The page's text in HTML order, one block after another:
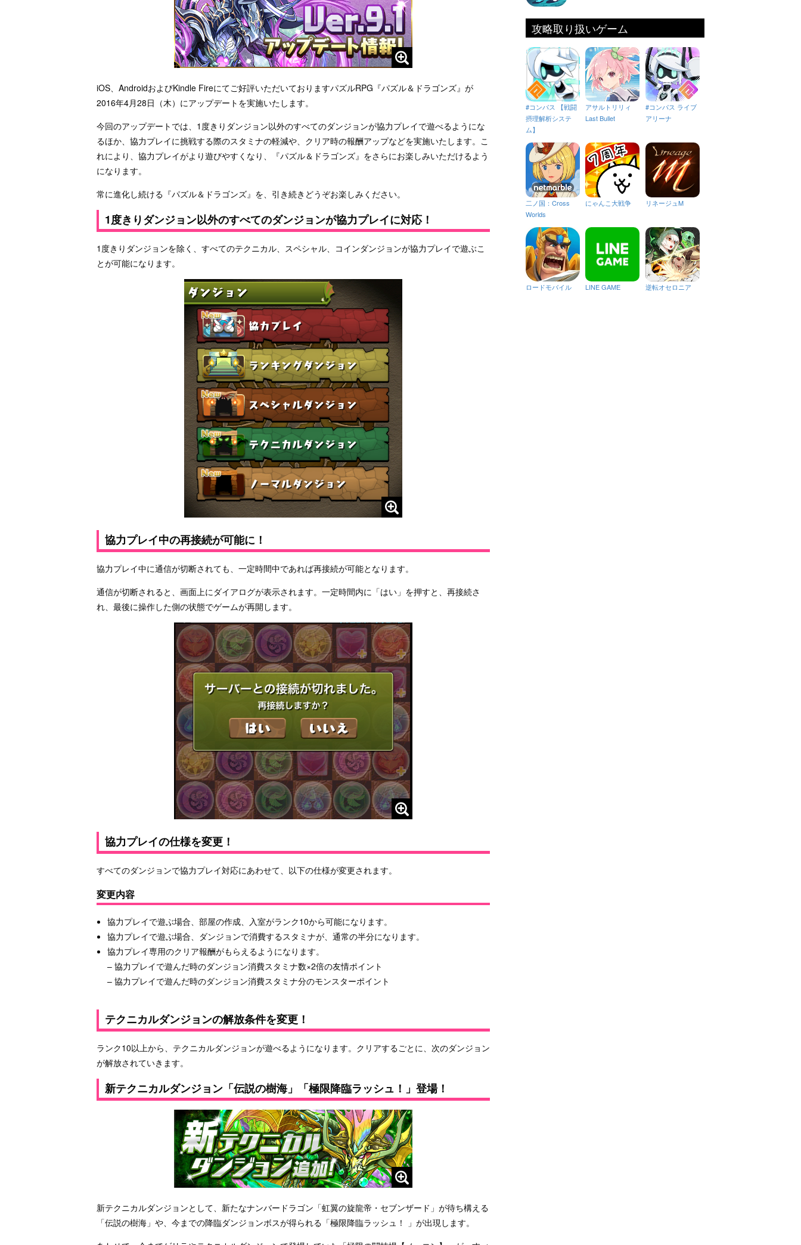
iOS、AndroidおよびKindle Fireにてご好評いただいておりますパズルRPG『パズル＆ドラゴンズ』が
2016年4月28日（木）にアップデートを実施いたします。
今回のアップデートでは、1度きりダンジョン以外のすべてのダンジョンが協力プレイで遊べるようにな
るほか、協力プレイに挑戦する際のスタミナの軽減や、クリア時の報酬アップなどを実施いたします。こ
れにより、協力プレイがより遊びやすくなり、『パズル＆ドラゴンズ』をさらにお楽しみいただけるよう
になります。
常に進化し続ける『パズル＆ドラゴンズ』を、引き続きどうぞお楽しみください。
1度きりダンジョン以外のすべてのダンジョンが協力プレイに対応！
1度きりダンジョンを除く、すべてのテクニカル、スペシャル、コインダンジョンが協力プレイで遊ぶこ
とが可能になります。
協力プレイ中の再接続が可能に！
協力プレイ中に通信が切断されても、一定時間中であれば再接続が可能となります。
通信が切断されると、画面上にダイアログが表示されます。一定時間内に「はい」を押すと、再接続さ
れ、最後に操作した側の状態でゲームが再開します。
協力プレイの仕様を変更！
すべてのダンジョンで協力プレイ対応にあわせて、以下の仕様が変更されます。
変更内容
協力プレイで遊ぶ場合、部屋の作成、入室がランク10から可能になります。
協力プレイで遊ぶ場合、ダンジョンで消費するスタミナが、通常の半分になります。
協力プレイ専用のクリア報酬がもらえるようになります。
– 協力プレイで遊んだ時のダンジョン消費スタミナ数×2倍の友情ポイント
– 協力プレイで遊んだ時のダンジョン消費スタミナ分のモンスターポイント
テクニカルダンジョンの解放条件を変更！
ランク10以上から、テクニカルダンジョンが遊べるようになります。クリアするごとに、次のダンジョン
が解放されていきます。
新テクニカルダンジョン「伝説の樹海」「極限降臨ラッシュ！」登場！
新テクニカルダンジョンとして、新たなナンバードラゴン「虹翼の旋龍帝・セブンザード」が待ち構える
「伝説の樹海」や、今までの降臨ダンジョンボスが得られる「極限降臨ラッシュ！ 」が出現します。
攻略取り扱いゲーム
#コンパス 【戦闘
摂理解析システ
ム】
アサルトリリィ
Last Bullet
#コンパス ライブ
アリーナ
二ノ国：Cross
Worlds
にゃんこ大戦争 リネージュM
ロードモバイル LINE GAME 逆転オセロニア